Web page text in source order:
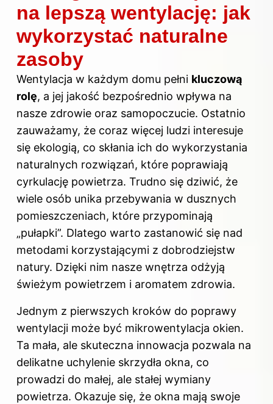
na lepszą wentylację: jak
wykorzystać naturalne
zasoby
Wentylacja w każdym domu pełni kluczową
rolę, a jej jakość bezpośrednio wpływa na
nasze zdrowie oraz samopoczucie. Ostatnio
zauważamy, że coraz więcej ludzi interesuje
się ekologią, co skłania ich do wykorzystania
naturalnych rozwiązań, które poprawiają
cyrkulację powietrza. Trudno się dziwić, że
wiele osób unika przebywania w dusznych
pomieszczeniach, które przypominają
„pułapki”. Dlatego warto zastanowić się nad
metodami korzystającymi z dobrodziejstw
natury. Dzięki nim nasze wnętrza odżyją
świeżym powietrzem i aromatem zdrowia.
Jednym z pierwszych kroków do poprawy
wentylacji może być mikrowentylacja okien.
Ta mała, ale skuteczna innowacja pozwala na
delikatne uchylenie skrzydła okna, co
prowadzi do małej, ale stałej wymiany
powietrza. Okazuje się, że okna mają swoje